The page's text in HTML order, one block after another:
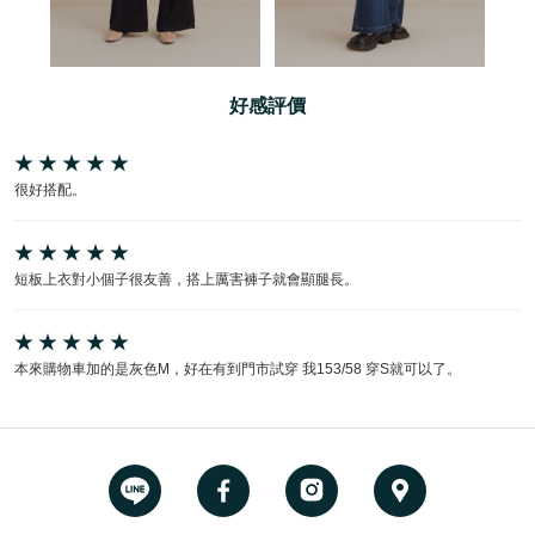
好感評價
很好搭配。
短板上衣對小個子很友善，搭上厲害褲子就會顯腿長。
本來購物車加的是灰色M，好在有到門市試穿 我153/58 穿S就可以了。